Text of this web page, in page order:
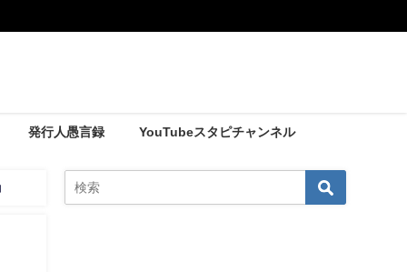
発行人愚言録 YouTubeスタピチャンネル